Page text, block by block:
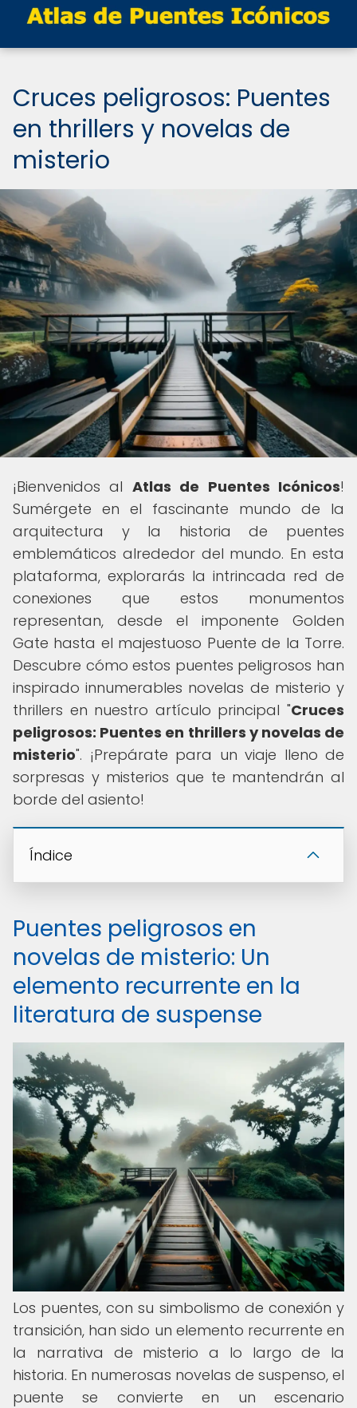
Cruces peligrosos: Puentes
en thrillers y novelas de
misterio
¡Bienvenidos al Atlas de Puentes Icónicos!
Sumérgete en el fascinante mundo de la
arquitectura y la historia de puentes
emblemáticos alrededor del mundo. En esta
plataforma, explorarás la intrincada red de
conexiones que estos monumentos
representan, desde el imponente Golden
Gate hasta el majestuoso Puente de la Torre.
Descubre cómo estos puentes peligrosos han
inspirado innumerables novelas de misterio y
thrillers en nuestro artículo principal "Cruces
peligrosos: Puentes en thrillers y novelas de
misterio". ¡Prepárate para un viaje lleno de
sorpresas y misterios que te mantendrán al
borde del asiento!
Índice
Puentes peligrosos en
novelas de misterio: Un
elemento recurrente en la
literatura de suspense
Los puentes, con su simbolismo de conexión y
transición, han sido un elemento recurrente en
la narrativa de misterio a lo largo de la
historia. En numerosas novelas de suspenso, el
puente se convierte en un escenario